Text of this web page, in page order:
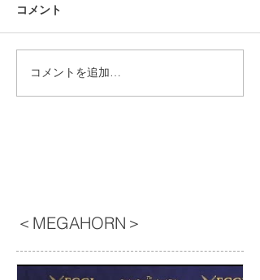
コメント
コメントを追加…
＜MEGAHORN＞